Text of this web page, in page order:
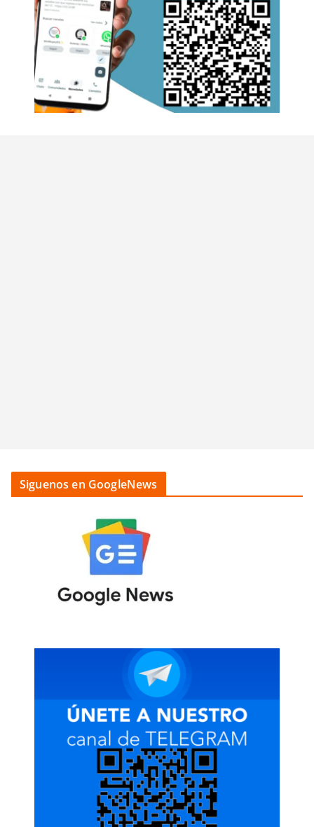
Siguenos en GoogleNews